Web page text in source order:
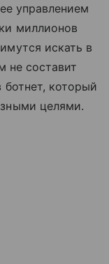
управлением
миллионов
искать в
не составит
который
целями.